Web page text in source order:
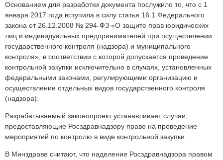
Основанием для разработки документа послужило то, что с 1
января 2017 года вступила в силу статья 16.1 Федерального
закона от 26.12.2008 № 294-ФЗ «О защите прав юридических
лиц и индивидуальных предпринимателей при осуществлении
государственного контроля (надзора) и муниципального
контроля», в соответствии с которой допускается проведение
контрольной закупки исключительно в случаях, установленных
федеральными законами, регулирующими организацию и
осуществление отдельных видов государственного контроля
(надзора).
Разрабатываемый законопроект устанавливает случаи,
предоставляющие Росздравнадзору право на проведение
мероприятий по контролю в виде контрольной закупки.
В Минздраве считают, что наделение Росздравнадзора правом